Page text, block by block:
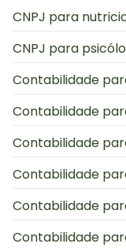
CNPJ para
CNPJ para
Contabilidade
Contabilidade
Contabilidade
Contabilidade
Contabilidade
Contabilidade